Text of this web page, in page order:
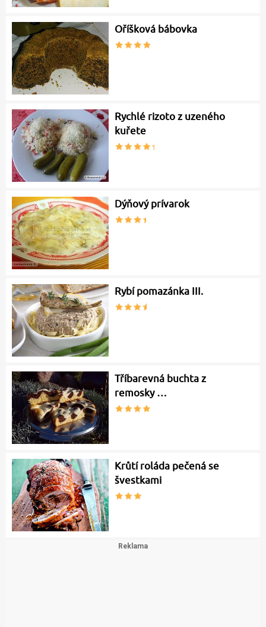
Oříšková bábovka
Rychlé rizoto z uzeného
kuřete
Dýňový prívarok
Rybí pomazánka III.
Tříbarevná buchta z
remosky …
Krůtí roláda pečená se
švestkami